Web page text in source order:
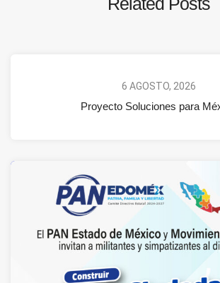
6 AGOSTO, 2026
Proyecto Soluciones para